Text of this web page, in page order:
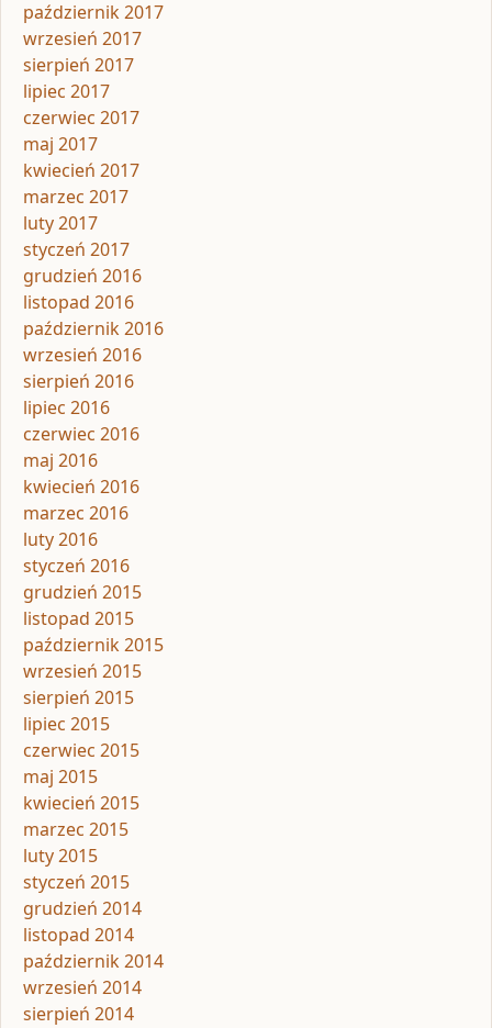
październik 2017
wrzesień 2017
sierpień 2017
lipiec 2017
czerwiec 2017
maj 2017
kwiecień 2017
marzec 2017
luty 2017
styczeń 2017
grudzień 2016
listopad 2016
październik 2016
wrzesień 2016
sierpień 2016
lipiec 2016
czerwiec 2016
maj 2016
kwiecień 2016
marzec 2016
luty 2016
styczeń 2016
grudzień 2015
listopad 2015
październik 2015
wrzesień 2015
sierpień 2015
lipiec 2015
czerwiec 2015
maj 2015
kwiecień 2015
marzec 2015
luty 2015
styczeń 2015
grudzień 2014
listopad 2014
październik 2014
wrzesień 2014
sierpień 2014